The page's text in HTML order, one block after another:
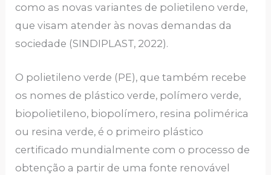
como as novas variantes de polietileno verde,
que visam atender às novas demandas da
sociedade (SINDIPLAST, 2022).
O polietileno verde (PE), que também recebe
os nomes de plástico verde, polímero verde,
biopolietileno, biopolímero, resina polimérica
ou resina verde, é o primeiro plástico
certificado mundialmente com o processo de
obtenção a partir de uma fonte renovável